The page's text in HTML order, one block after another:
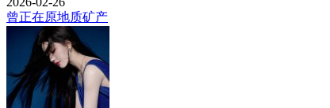
曾正在原地质矿产